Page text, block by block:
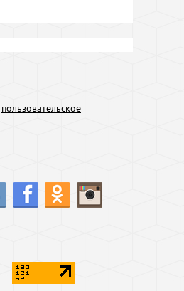
пользовательское